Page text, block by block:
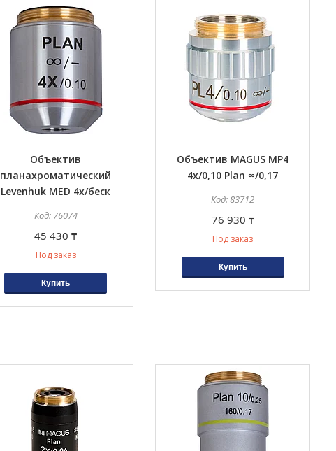
Объектив
планахроматический
Levenhuk MED 4x/беск
76074
45 430 ₸
Под заказ
Купить
Объектив MAGUS MP4
4х/0,10 Plan ∞/0,17
83712
76 930 ₸
Под заказ
Купить